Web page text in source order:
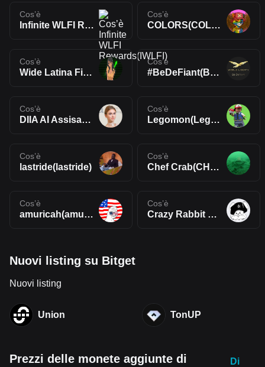
Cos’è
Infinite WLFI Rewards(IWLFI)
Cos’è
COLORS(COLORS🔥)
Cos’è
Wide Latina Finance Index(WLFI)
Cos’è
#BeDeFiant(BeDeFiant)
Cos’è
DIIA AI Assisant(DIIA)
Cos’è
Legomon(Legomon)
Cos’è
lastride(lastride)
Cos’è
Chef Crab(CHEFCRAB)
Cos’è
amuricah(amuricah)
Cos’è
Crazy Rabbit Coin(CRC)
Nuovi listing su Bitget
Nuovi listing
Union TonUP
Prezzi delle monete aggiunte di
Di